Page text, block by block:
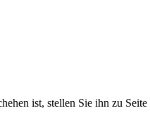
ist, stellen Sie ihn zu